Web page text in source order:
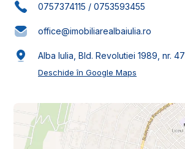
0757374115 / 0753593455
office@imobiliarealbaiulia.ro
Alba Iulia, Bld. Revolutiei 1989, nr. 47
Deschide în Google Maps